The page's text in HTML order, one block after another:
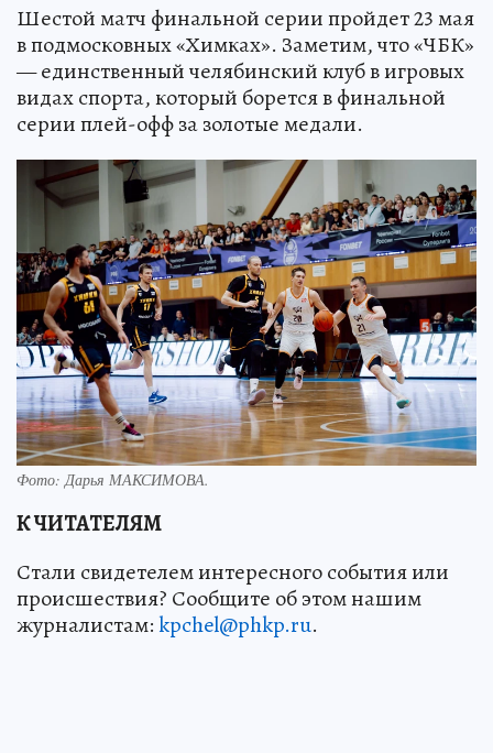
Шестой матч финальной серии пройдет 23 мая
в подмосковных «Химках». Заметим, что «ЧБК»
— единственный челябинский клуб в игровых
видах спорта, который борется в финальной
серии плей-офф за золотые медали.
Фото:Дарья МАКСИМОВА.
К ЧИТАТЕЛЯМ
Стали свидетелем интересного события или
происшествия? Сообщите об этом нашим
журналистам:kpchel@phkp.ru.